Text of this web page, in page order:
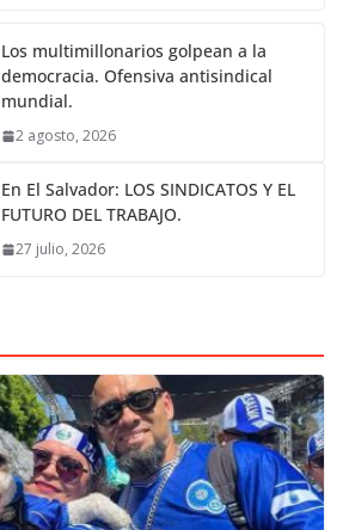
Los multimillonarios golpean a la
democracia. Ofensiva antisindical
mundial.
2 agosto, 2026
En El Salvador: LOS SINDICATOS Y EL
FUTURO DEL TRABAJO.
27 julio, 2026